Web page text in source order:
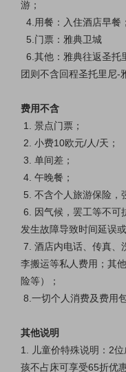
游；
4.用餐：入住酒店早餐；
5.门票：雅典卫城
6.其他：雅典往返圣托
团则不含回程圣托里尼-
费用不含
1. 景点门票；
2. 小费10欧元/人/天；
3. 单间差；
4. 午晚餐；
5. 不含个人旅游保险，
6. 因气候，罢工等不可
发生故障导致时间延误
7. 酒店内电话、传真、
李搬运等私人费用；其
险等）；
8.一切个人消费及费用
其他说明
1. 儿童价特殊说明：2
孩不占床可享受65折优